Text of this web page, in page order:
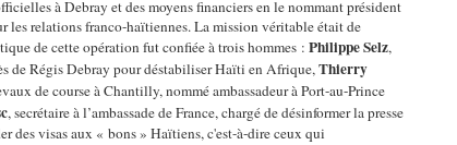
à Debray et des moyens financiers en le nommant président
les relations franco-haïtiennes. La mission véritable était de
de cette opération fut confiée à trois hommes : Philippe Selz,
de Régis Debray pour déstabiliser Haïti en Afrique,Thierry
de course à Chantilly, nommé ambassadeur à Port-au-Prince
, secrétaire à l’ambassade de France, chargé de désinformer la presse
des visas aux « bons » Haïtiens, c'est-à-dire ceux qui